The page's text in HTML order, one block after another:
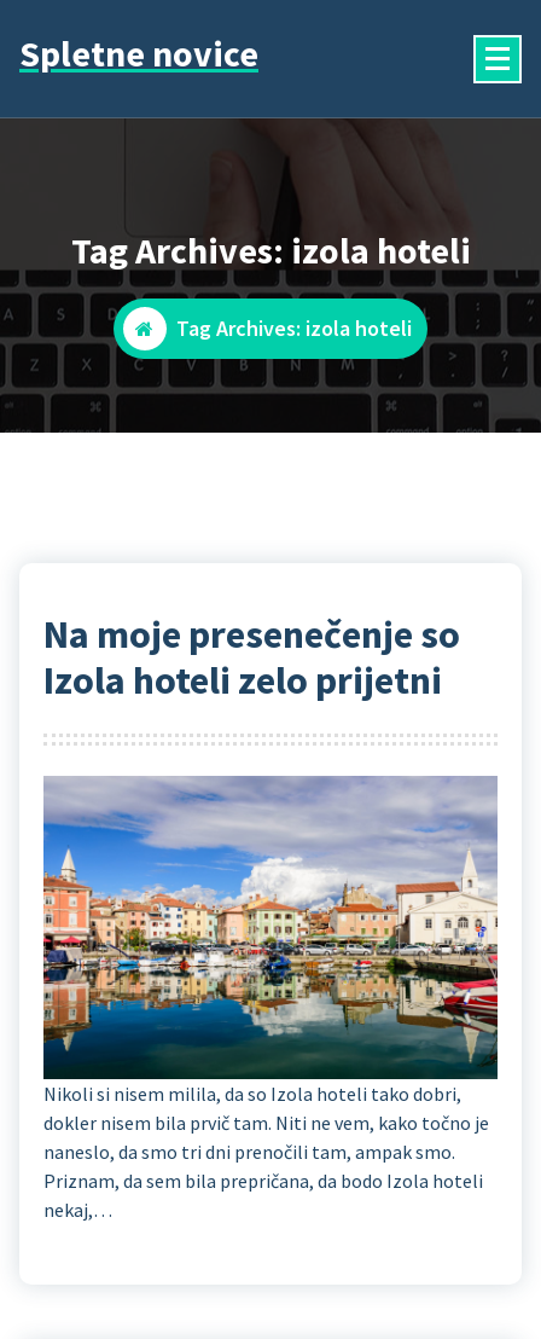
content
Spletne novice
Tag Archives: izola hoteli
Tag Archives: izola hoteli
Na moje presenečenje so
Izola hoteli zelo prijetni
Nikoli si nisem milila, da so Izola hoteli tako dobri,
dokler nisem bila prvič tam. Niti ne vem, kako točno je
naneslo, da smo tri dni prenočili tam, ampak smo.
Priznam, da sem bila prepričana, da bodo Izola hoteli
nekaj,…